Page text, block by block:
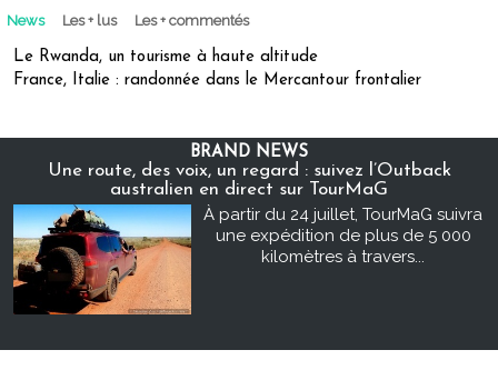
News Les + lus Les + commentés
Le Rwanda, un tourisme à haute altitude
France, Italie : randonnée dans le Mercantour frontalier
BRAND NEWS
Une route, des voix, un regard : suivez l’Outback
australien en direct sur TourMaG
À partir du 24 juillet, TourMaG suivra
une expédition de plus de 5 000
kilomètres à travers...